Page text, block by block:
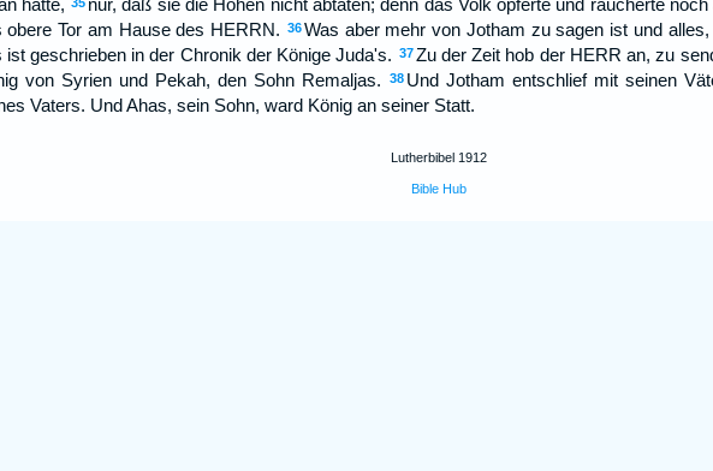
hatte,
nur, daß sie die Höhen nicht abtaten; denn das Volk opferte und räucherte
obere Tor am Hause des HERRN. 36Was aber mehr von Jotham zu sagen ist und
ist geschrieben in der Chronik der Könige Juda's. 37Zu der Zeit hob der HERR an, zu
von Syrien und Pekah, den Sohn Remaljas.
38 Und Jotham entschlief mit seinen
Vaters. Und Ahas, sein Sohn, ward König an seiner Statt.
Lutherbibel 1912
Bible Hub